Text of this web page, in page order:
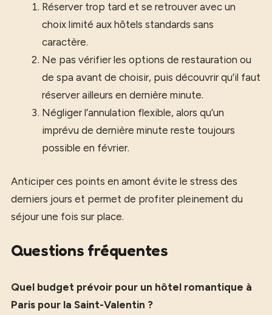
Réserver trop tard et se retrouver avec un
choix limité aux hôtels standards sans
caractère.
Ne pas vérifier les options de restauration ou
de spa avant de choisir, puis découvrir qu’il faut
réserver ailleurs en dernière minute.
Négliger l’annulation flexible, alors qu’un
imprévu de dernière minute reste toujours
possible en février.
Anticiper ces points en amont évite le stress des
derniers jours et permet de profiter pleinement du
séjour une fois sur place.
Questions fréquentes
Quel budget prévoir pour un hôtel romantique à
Paris pour la Saint-Valentin ?